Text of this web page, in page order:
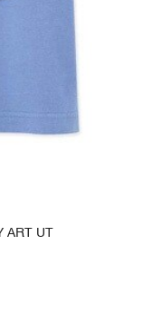
ART UT